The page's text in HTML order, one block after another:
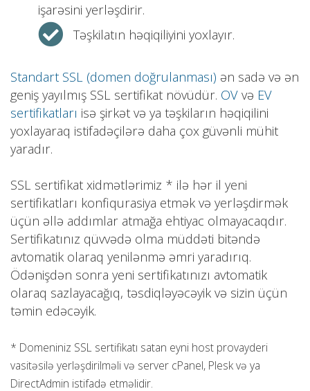
işarəsini yerləşdirir.
Təşkilatın həqiqiliyini yoxlayır.
Standart SSL (domen doğrulanması) ən sadə və ən
geniş yayılmış SSL sertifikat növüdür. OV və EV
sertifikatları isə şirkət və ya təşkiların həqiqilini
yoxlayaraq istifadəçilərə daha çox güvənli mühit
yaradır.
SSL sertifikat xidmətlərimiz * ilə hər il yeni
sertifikatları konfiqurasiya etmək və yerləşdirmək
üçün əllə addımlar atmağa ehtiyac olmayacaqdır.
Sertifikatınız qüvvədə olma müddəti bitəndə
avtomatik olaraq yenilənmə əmri yaradırıq.
Ödənişdən sonra yeni sertifikatınızı avtomatik
olaraq sazlayacağıq, təsdiqləyəcəyik və sizin üçün
təmin edəcəyik.
* Domeniniz SSL sertifikatı satan eyni host provayderi
vasitəsilə yerləşdirilməli və server cPanel, Plesk və ya
DirectAdmin istifadə etməlidir.